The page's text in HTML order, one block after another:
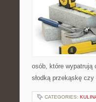
osób, które wypatrują
słodką przekąskę
CATEGORIES: